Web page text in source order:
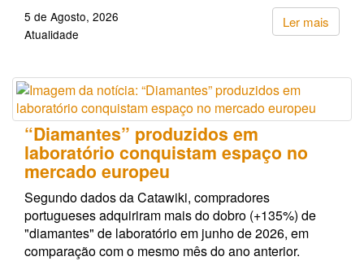
Ler mais
5 de Agosto, 2026
Atualidade
“Diamantes” produzidos em
laboratório conquistam espaço no
mercado europeu
Segundo dados da Catawiki, compradores
portugueses adquiriram mais do dobro (+135%) de
"diamantes" de laboratório em junho de 2026, em
comparação com o mesmo mês do ano anterior.